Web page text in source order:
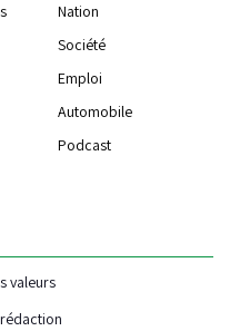
Nation
Société
Emploi
Automobile
Podcast
valeurs